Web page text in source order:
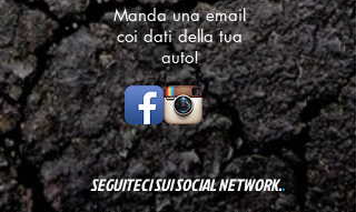
Manda una email
coi dati della tua
auto!
SEGUITECI SUI SOCIAL NETWORK..